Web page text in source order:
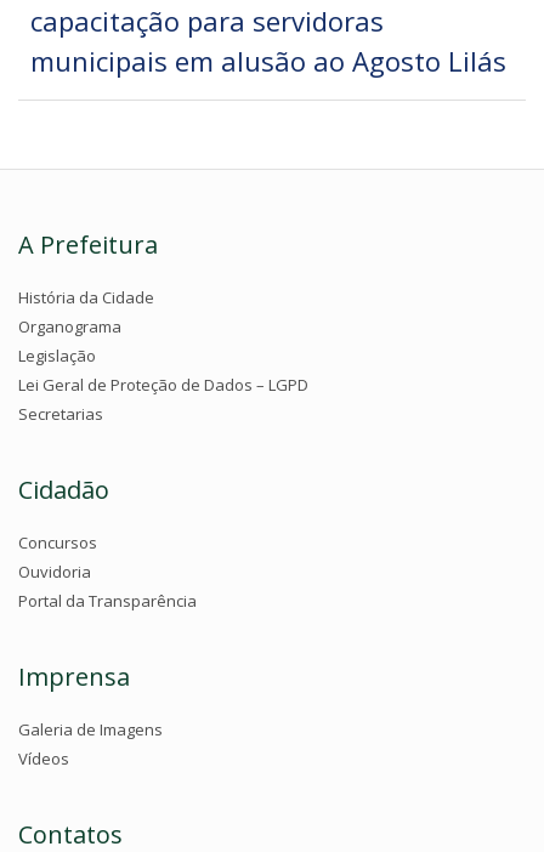
capacitação para servidoras
municipais em alusão ao Agosto Lilás
A Prefeitura
História da Cidade
Organograma
Legislação
Lei Geral de Proteção de Dados – LGPD
Secretarias
Cidadão
Concursos
Ouvidoria
Portal da Transparência
Imprensa
Galeria de Imagens
Vídeos
Contatos